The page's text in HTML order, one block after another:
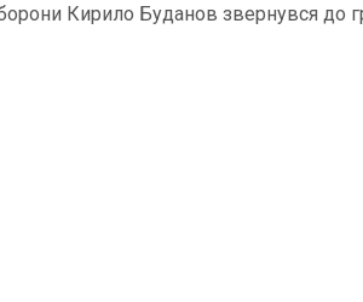
Кирило Буданов звернувся до